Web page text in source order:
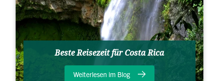
Beste Reisezeit für Costa Rica
Weiterlesen im Blog